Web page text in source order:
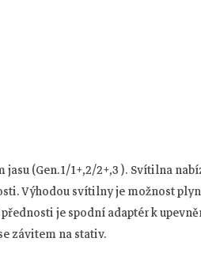
(Gen.1/1+,2/2+,3 ). Svítilna
Výhodou svítilny je možnost
je spodní adaptér k
závitem na stativ.